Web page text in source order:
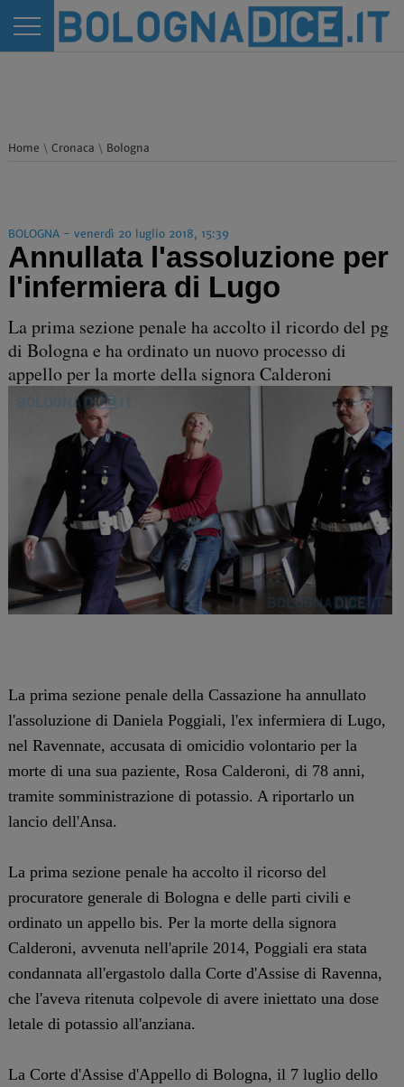
Home \ Cronaca \ Bologna
BOLOGNA - venerdì 20 luglio 2018, 15:39
Annullata l'assoluzione per
l'infermiera di Lugo
La prima sezione penale ha accolto il ricordo del pg
di Bologna e ha ordinato un nuovo processo di
appello per la morte della signora Calderoni
La prima sezione penale della Cassazione ha annullato
l'assoluzione di Daniela Poggiali, l'ex infermiera di Lugo,
nel Ravennate, accusata di omicidio volontario per la
morte di una sua paziente, Rosa Calderoni, di 78 anni,
tramite somministrazione di potassio. A riportarlo un
lancio dell'Ansa.
La prima sezione penale ha accolto il ricorso del
procuratore generale di Bologna e delle parti civili e
ordinato un appello bis. Per la morte della signora
Calderoni, avvenuta nell'aprile 2014, Poggiali era stata
condannata all'ergastolo dalla Corte d'Assise di Ravenna,
che l'aveva ritenuta colpevole di avere iniettato una dose
letale di potassio all'anziana.
La Corte d'Assise d'Appello di Bologna, il 7 luglio dello